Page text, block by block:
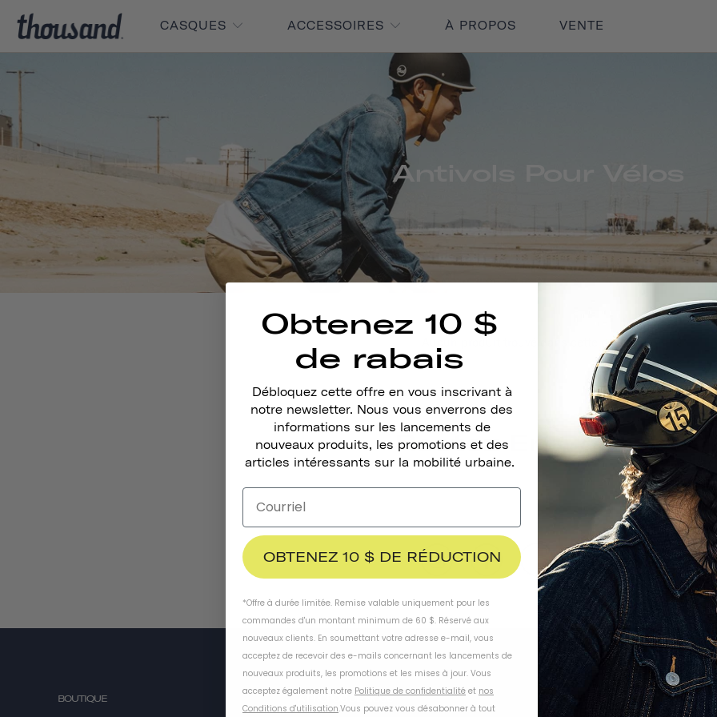
CASQUES ACCESSOIRES À PROPOS VENTE
Antivols Pour Vélos
Aucun produit trouvé dans cette collection
Restez En Contact
BOUTIQUE À PROPOS DE NOUS TRAVAILLEZ AVEC NOUS
Obtenez 10 $
de rabais
Débloquez cette offre en vous inscrivant à
notre newsletter. Nous vous enverrons des
informations sur les lancements de
nouveaux produits, les promotions et des
articles intéressants sur la mobilité urbaine.
OBTENEZ 10 $ DE RÉDUCTION
*Offre à durée limitée. Remise valable uniquement pour les
commandes d'un montant minimum de 60 $. Réservé aux
nouveaux clients. En soumettant votre adresse e-mail, vous
acceptez de recevoir des e-mails concernant les lancements de
nouveaux produits, les promotions et les mises à jour. Vous
acceptez également notre Politique de confidentialité et nos
Conditions d'utilisation.Vous pouvez vous désabonner à tout